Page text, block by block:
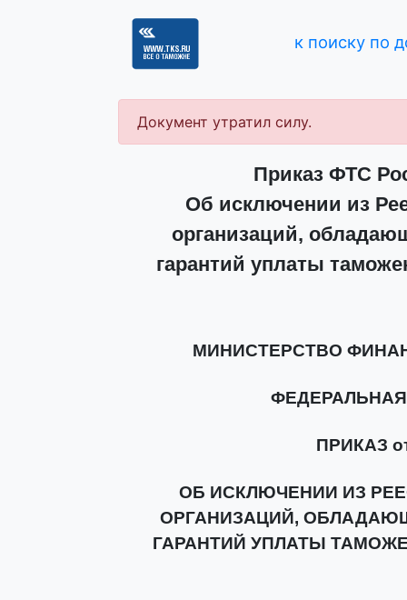
к поиску по
Документ утратил силу.
Приказ ФТС
Об исключении из
организаций,
гарантий уплаты
МИНИСТЕРСТВО
ПРИКАЗ
ОБ ИСКЛЮЧЕНИИ ИЗ
ОРГАНИЗАЦИЙ,
ГАРАНТИЙ УПЛАТЫ